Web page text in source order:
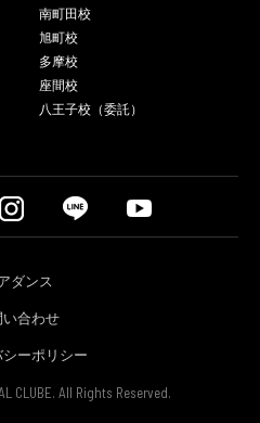
南町田校
旭町校
多摩校
座間校
八王子校（委託）
ダンス
い合わせ
ーポリシー
CLUBE. All Rights Reserved.